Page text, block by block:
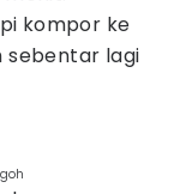
kompor ke
sebentar lagi